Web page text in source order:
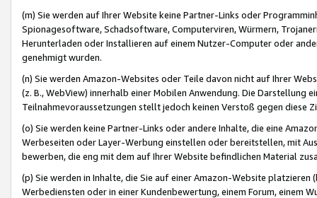
(m) Sie werden auf Ihrer Website keine Partner-Links oder
Spionagesoftware, Schadsoftware, Computerviren, Würmern,
Herunterladen oder Installieren auf einem Nutzer-Computer oder
genehmigt wurden.
(n) Sie werden Amazon-Websites oder Teile davon nicht auf Ihrer
(z. B., WebView) innerhalb einer Mobilen Anwendung. Die Darstellung
Teilnahmevoraussetzungen stellt jedoch keinen Verstoß gegen diese
(o) Sie werden keine Partner-Links oder andere Inhalte, die eine
Werbeseiten oder Layer-Werbung einstellen oder bereitstellen, mit
bewerben, die eng mit dem auf Ihrer Website befindlichen Material
(p) Sie werden in Inhalte, die Sie auf einer Amazon-Website
Werbediensten oder in einer Kundenbewertung, einem Forum, einem